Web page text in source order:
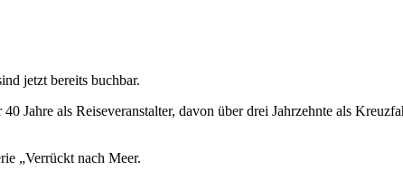
jetzt bereits buchbar.
Jahre als Reiseveranstalter, davon über drei Jahrzehnte als
„Verrückt nach Meer.